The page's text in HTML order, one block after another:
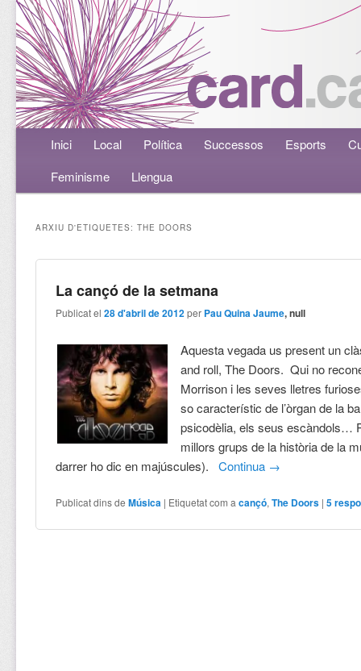
Menú principalAneu al contingut principal
Aneu al contingut secundari
Inici Local Política Successos Esports
Feminisme
Llengua
ARXIU D'ETIQUETES:THE DOORS
La cançó de la setmana
Publicat el28 d'abril de 2012 per Pau Quina Jaume, null
Aquesta vegada us present un
and roll, The Doors. Qui no
Morrison i les seves lletres
so característic de l’òrgan de la
psicodèlia, els seus escàndols…
millors grups de la història de la
darrer ho dic en majúscules).Continua →
Publicat dins de Música | Etiquetat com a cançó,The Doors |5